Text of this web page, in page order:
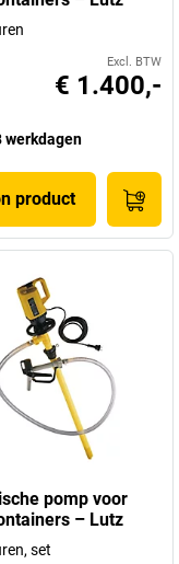
Excl. BTW
€ 1.400,-
werkdagen
product
pomp voor
– Lutz
set